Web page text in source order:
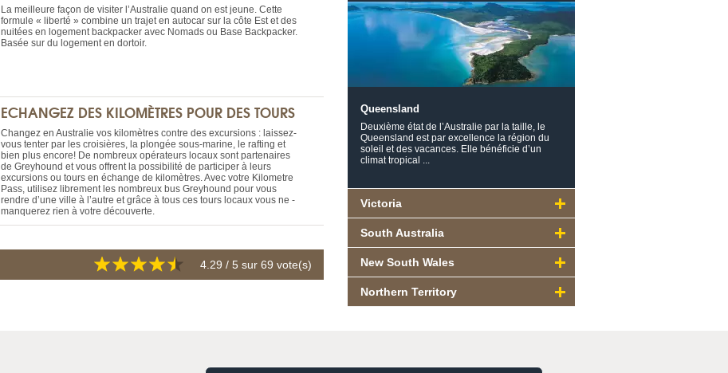
La meilleure façon de visiter l’Australie quand on est jeune. Cette
formule « liberté » combine un trajet en autocar sur la côte Est et des
nuitées en logement backpacker avec Nomads ou Base Backpacker.
Basée sur du logement en dortoir.
ECHANGEZ DES KILOMÈTRES POUR DES TOURS
Changez en Australie vos kilomètres contre des excursions : laissez-
vous tenter par les croisières, la plongée sous-marine, le rafting et
bien plus encore! De nombreux opérateurs locaux sont partenaires
de Greyhound et vous offrent la possibilité de participer à leurs
excursions ou tours en échange de kilomètres. Avec votre Kilometre
Pass, utilisez librement les ­nombreux bus Greyhound pour vous
rendre d’une ville à l’autre et grâce à tous ces tours locaux vous ne ­
manquerez rien à votre découverte.
4.29 / 5 sur 69 vote(s)
Queensland
Deuxième état de l’Australie par la taille, le
Queensland est par excellence la région du
soleil et des vacances. Elle bénéficie d’un
climat tropical ...
Victoria
South Australia
New South Wales
Northern Territory